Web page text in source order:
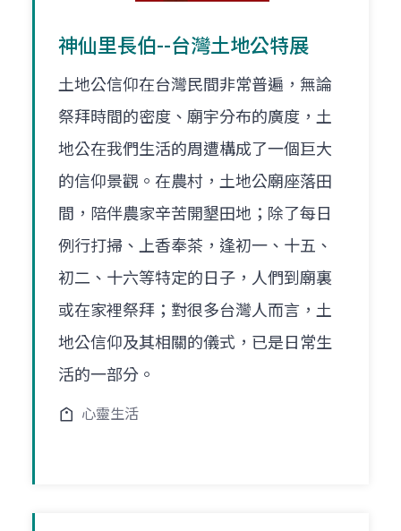
神仙里長伯--台灣土地公特展
土地公信仰在台灣民間非常普遍，無論
祭拜時間的密度、廟宇分布的廣度，土
地公在我們生活的周遭構成了一個巨大
的信仰景觀。在農村，土地公廟座落田
間，陪伴農家辛苦開墾田地；除了每日
例行打掃、上香奉茶，逢初一、十五、
初二、十六等特定的日子，人們到廟裏
或在家裡祭拜；對很多台灣人而言，土
地公信仰及其相關的儀式，已是日常生
活的一部分。
心靈生活